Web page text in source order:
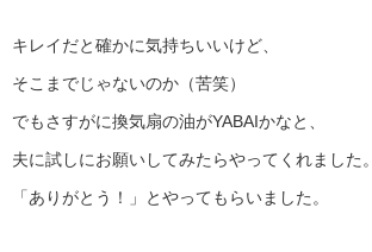
キレイだと確かに気持ちいいけど、
そこまでじゃないのか（苦笑）
でもさすがに換気扇の油がYABAIかなと、
夫に試しにお願いしてみたらやってくれました。
「ありがとう！」とやってもらいました。